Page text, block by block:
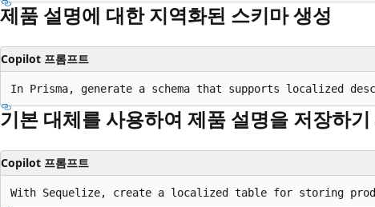
제품 설명에 대한 지역화된 스키마 생성
Copilot 프롬프트
기본 대체를 사용하여 제품 설명을 저장하
Copilot 프롬프트